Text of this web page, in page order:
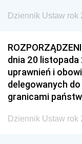
Dziennik Ustaw rok
dnia 20 listopada
uprawnień i
delegowanych
granicami
Dziennik Ustaw rok